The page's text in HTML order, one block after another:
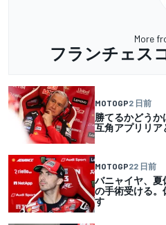
More
フランチェス
MOTOGP2 日前
勝てるかどうか
互角アプリリア
MOTOGP22 日前
バニャイヤ、夏
の手術受ける。
す